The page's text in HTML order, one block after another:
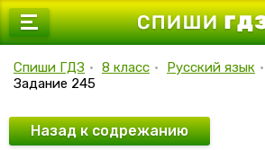
7 класс
9 класс
10 класс
Спиши ГДЗ • 8 класс • Русский язык •
Задание 245
Назад к содрежанию